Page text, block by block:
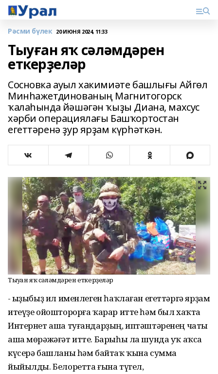
Рәсми бүлек 20 ИЮНЯ 2024, 11:33
Тыуған яҡ сәләмдәрен
еткерҙеләр
Сосновка ауыл хакимиәте башлығы Айгөл
Минһажетдинованың Магнитогорск
ҡалаһында йәшәгән ҡыҙы Диана, махсус
хәрби операциялағы Башҡортостан
егеттәренә ҙур ярҙам күрһәткән.
Тыуған яҡ сәләмдәрен еткерҙеләр
- Ҡыҙыбыҙ ил именлеген һаҡлаған егеттәргә ярҙам
итеүҙе ойошторорға ҡарар итте һәм был хаҡта
Интернет аша туғандарҙың, иптәштәренең чаты
аша мөрәжәғәт итте. Барыһы ла шунда уҡ аҡса
күсерә башланы һәм байтаҡ ҡына сумма
йыйылды. Белоретта ғына түгел,